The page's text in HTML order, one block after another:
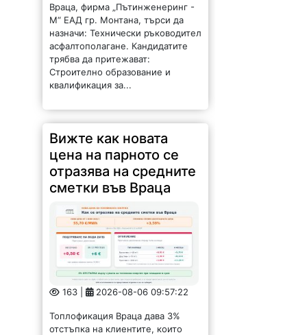
Враца, фирма „Пътинженеринг -
М“ ЕАД гр. Монтана, търси да
назначи: Технически ръководител
асфалтополагане. Кандидатите
трябва да притежават:
Строително образование и
квалификация за...
Вижте как новата
цена на парното се
отразява на средните
сметки във Враца
163 | 2026-08-06 09:57:22
Топлофикация Враца дава 3%
отстъпка на клиентите, които